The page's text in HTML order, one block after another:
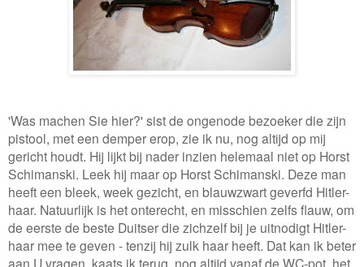
'Was machen Sie hier?' sist de ongenode bezoeker die zijn
pistool, met een demper erop, zie ik nu, nog altijd op mij
gericht houdt. Hij lijkt bij nader inzien helemaal niet op Horst
Schimanski. Leek hij maar op Horst Schimanski. Deze man
heeft een bleek, week gezicht, en blauwzwart geverfd Hitler-
haar. Natuurlijk is het onterecht, en misschien zelfs flauw, om
de eerste de beste Duitser die zichzelf bij je uitnodigt Hitler-
haar mee te geven - tenzij hij zulk haar heeft. Dat kan ik beter
aan U vragen, kaats ik terug, nog altijd vanaf de WC-pot, het